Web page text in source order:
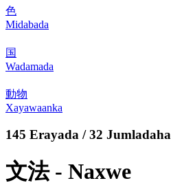
色
Midabada
国
Wadamada
動物
Xayawaanka
145 Erayada / 32 Jumladaha
文法 - Naxwe